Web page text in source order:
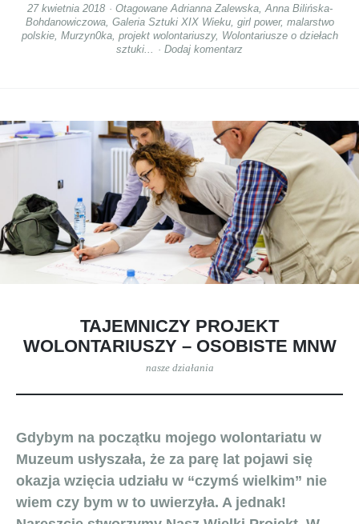
27 kwietnia 2018 Otagowane Adrianna Zalewska, Anna Bilińska-
Bohdanowiczowa, Galeria Sztuki XIX Wieku, girl power, malarstwo
polskie, Murzyn0ka, projekt wolontariuszy, Wolontariusze o dziełach
sztuki...
Dodaj komentarz
TAJEMNICZY PROJEKT
WOLONTARIUSZY – OSOBISTE MNW
nasze działania
Gdybym na początku mojego wolontariatu w
Muzeum usłyszała, że za parę lat pojawi się
okazja wzięcia udziału w “czymś wielkim” nie
wiem czy bym w to uwierzyła. A jednak!